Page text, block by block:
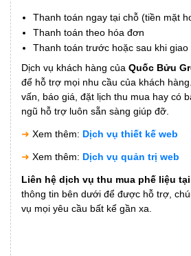
Thanh toán ngay tại chỗ (tiền mặt
Thanh toán theo hóa đơn
Thanh toán trước hoặc sau khi
Dịch vụ khách hàng của Quốc Bửu
để hỗ trợ mọi nhu cầu của khách
vấn, báo giá, đặt lịch thu mua hay có
ngũ hỗ trợ luôn sẵn sàng giúp đỡ.
➜ Xem thêm: Dịch vụ thiết kế web
➜ Xem thêm: Dịch vụ quản trị web
Liên hệ dịch vụ thu mua phế liệu
thông tin bên dưới để được hỗ trợ,
vụ mọi yêu cầu bất kể gần xa.